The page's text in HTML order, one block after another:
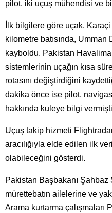
pilot, iki uçuş mühendisi ve
İlk bilgilere göre uçak,
kilometre batısında,
kayboldu. Pakistan
sistemlerinin uçağın kısa
rotasını değiştirdiğini
dakika önce ise pilot,
hakkında kuleye bilgi
Uçuş takip hizmeti
aracılığıyla elde edilen ilk
olabileceğini gösterdi.
Pakistan Başbakanı
mürettebatın ailelerine ve
Arama kurtarma çalışmaları